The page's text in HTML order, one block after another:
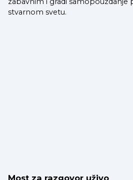
stvarnom svetu.
Most za razgovor uživo